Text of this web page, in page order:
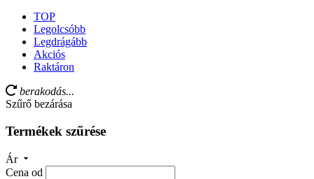
TOP
Legolcsóbb
Legdrágább
Akciós
Raktáron
berakodás...
Szűrő bezárása
Termékek szűrése
Ár
Cena od